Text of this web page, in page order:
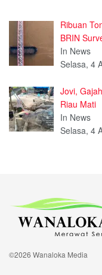
Ribuan
BRIN
In News
Selasa, 4
Jovi,
Riau Mati
In News
Selasa, 4
©2026 Wanaloka Media